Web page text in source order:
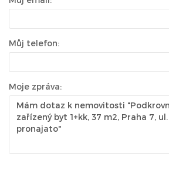
Můj telefon:
Moje zpráva: